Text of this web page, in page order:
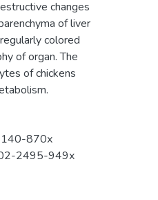
changes
of liver
colored
of organ. The
of chickens
870х
2495-949х